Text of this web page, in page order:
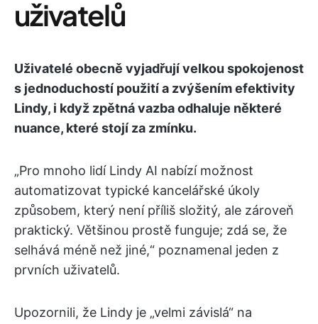
uživatelů
Uživatelé obecně vyjadřují velkou spokojenost
s jednoduchostí použití a zvýšením efektivity
Lindy, i když zpětná vazba odhaluje některé
nuance, které stojí za zmínku.
„Pro mnoho lidí Lindy AI nabízí možnost
automatizovat typické kancelářské úkoly
způsobem, který není příliš složitý, ale zároveň
praktický. Většinou prostě funguje; zdá se, že
selhává méně než jiné,“ poznamenal jeden z
prvních uživatelů.
Upozornili, že Lindy je „velmi závislá“ na